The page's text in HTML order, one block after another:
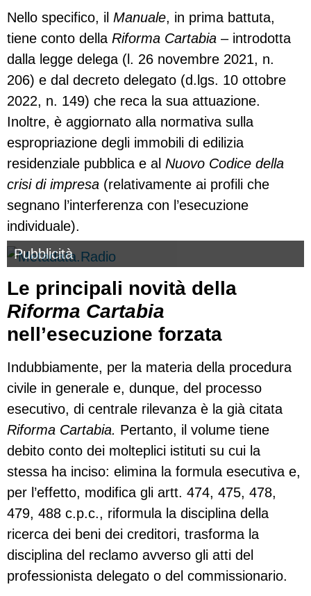
Nello specifico, il Manuale, in prima battuta,
tiene conto della Riforma Cartabia – introdotta
dalla legge delega (l. 26 novembre 2021, n.
206) e dal decreto delegato (d.lgs. 10 ottobre
2022, n. 149) che reca la sua attuazione.
Inoltre, è aggiornato alla normativa sulla
espropriazione degli immobili di edilizia
residenziale pubblica e al Nuovo Codice della
crisi di impresa (relativamente ai profili che
segnano l’interferenza con l’esecuzione
individuale).
Pubblicità
Le principali novità della
Riforma Cartabia
nell’esecuzione forzata
Indubbiamente, per la materia della procedura
civile in generale e, dunque, del processo
esecutivo, di centrale rilevanza è la già citata
Riforma Cartabia. Pertanto, il volume tiene
debito conto dei molteplici istituti su cui la
stessa ha inciso: elimina la formula esecutiva e,
per l’effetto, modifica gli artt. 474, 475, 478,
479, 488 c.p.c., riformula la disciplina della
ricerca dei beni dei creditori, trasforma la
disciplina del reclamo avverso gli atti del
professionista delegato o del commissionario.